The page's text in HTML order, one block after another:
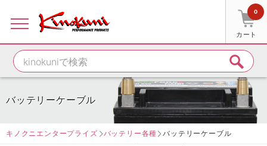
カート
0
バッテリーケーブル
キノクニエンタープライズ バッテリー各種 バッテリーケーブル